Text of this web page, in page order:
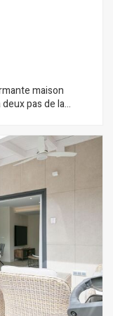
maison
pas de la
un vaste hall
Attenante,
terrasse. Nous y
invités. Au
quatre chambres
L'une des
Une salle
d'une
salle de bain
offre une vue sur